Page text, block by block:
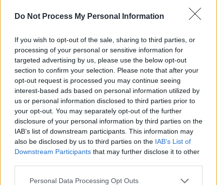
Do Not Process My Personal Information
If you wish to opt-out of the sale, sharing to third parties, or
processing of your personal or sensitive information for
targeted advertising by us, please use the below opt-out
section to confirm your selection. Please note that after your
opt-out request is processed you may continue seeing
interest-based ads based on personal information utilized by
us or personal information disclosed to third parties prior to
your opt-out. You may separately opt-out of the further
disclosure of your personal information by third parties on the
IAB’s list of downstream participants. This information may
also be disclosed by us to third parties on the IAB’s List of
Downstream Participants that may further disclose it to other
Please note that this website/app uses one or more Google
Personal Data Processing Opt Outs
δικαιούχους